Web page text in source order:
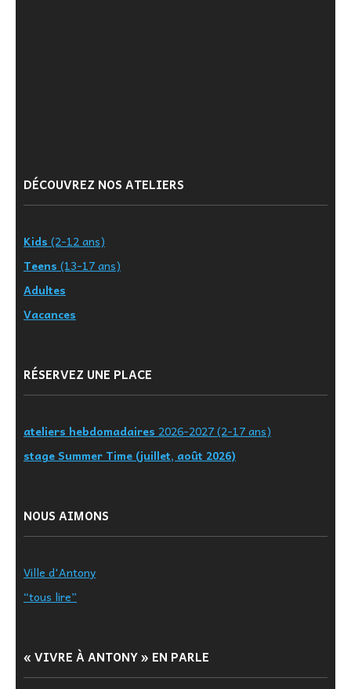
DÉCOUVREZ NOS ATELIERS
Kids (2-12 ans)
Teens (13-17 ans)
Adultes
Vacances
RÉSERVEZ UNE PLACE
ateliers hebdomadaires 2026-2027 (2-17 ans)
stage Summer Time (juillet, août 2026)
NOUS AIMONS
Ville d'Antony
“tous lire”
« VIVRE À ANTONY » EN PARLE